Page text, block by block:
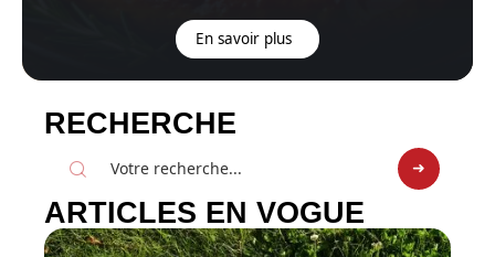
En savoir plus
RECHERCHE
ARTICLES EN VOGUE